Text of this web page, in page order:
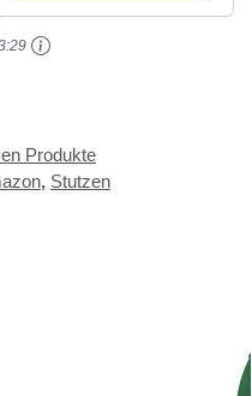
Sportsocken Grip
Fußballsocken Tape
Produkte
, Stutzen